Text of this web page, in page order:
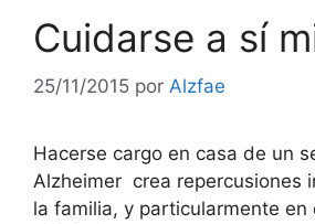
Cuidarse a sí
25/11/2015 por Alzfae
Hacerse cargo en casa de un
Alzheimer crea repercusiones
la familia, y particularmente en